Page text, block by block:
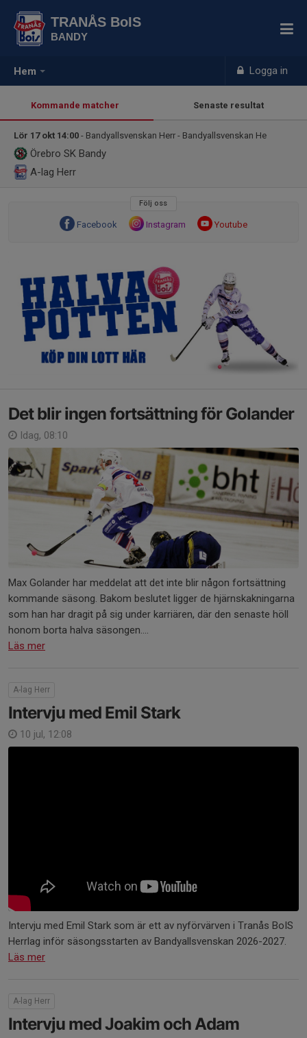
Hem Logga in
TRANÅS BoIS
BANDY
Kommande matcher Senaste resultat
Lör 17 okt 14:00 - Bandyallsvenskan Herr - Bandyallsvenskan He
Örebro SK Bandy
A-lag Herr
Följ oss
Facebook Instagram Youtube
Det blir ingen fortsättning för Golander
Idag, 08:10
Max Golander har meddelat att det inte blir någon fortsättning
kommande säsong. Bakom beslutet ligger de hjärnskakningarna
som han har dragit på sig under karriären, där den senaste höll
honom borta halva säsongen....
Läs mer
A-lag Herr
Intervju med Emil Stark
10 jul, 12:08
Intervju med Emil Stark som är ett av nyförvärven i Tranås BoIS
Herrlag inför säsongsstarten av Bandyallsvenskan 2026-2027.
Läs mer
A-lag Herr
Intervju med Joakim och Adam